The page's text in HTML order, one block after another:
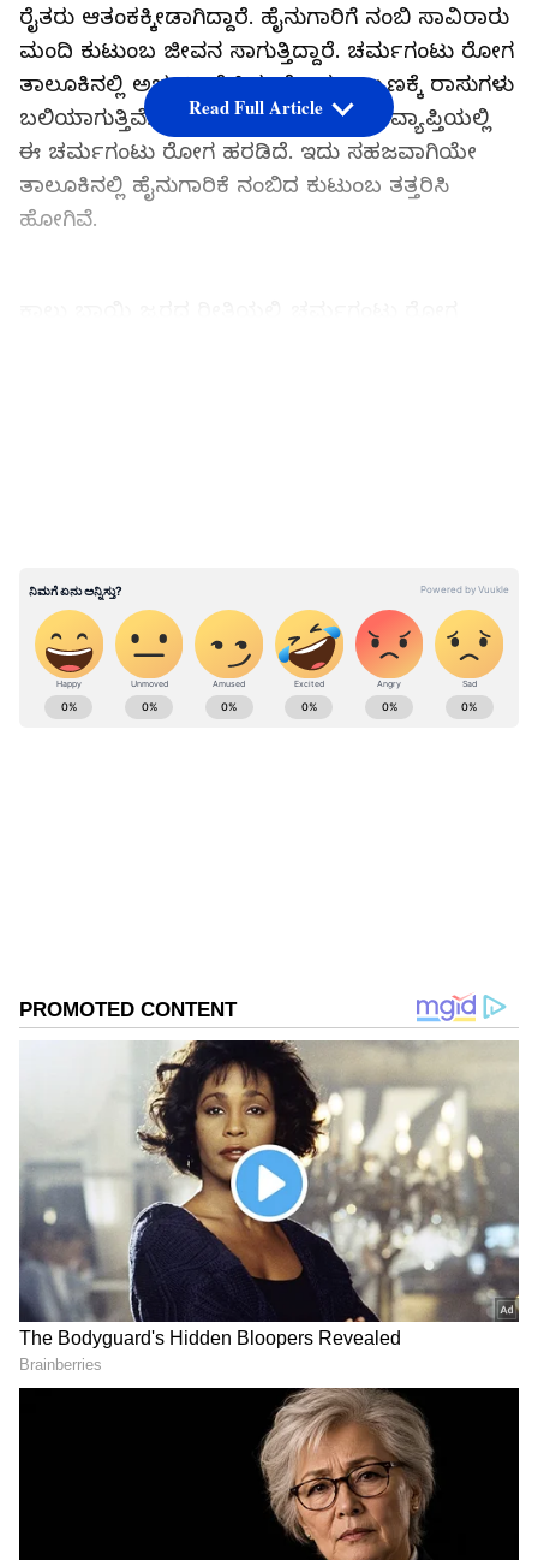
ರೈತರು ಆತಂಕಕ್ಕೀಡಾಗಿದ್ದಾರೆ. ಹೈನುಗಾರಿಗೆ ನಂಬಿ ಸಾವಿರಾರು
ಮಂದಿ ಕುಟುಂಬ ಜೀವನ ಸಾಗುತ್ತಿದ್ದಾರೆ. ಚರ್ಮಗಂಟು ರೋಗ
ತಾಲೂಕಿನಲ್ಲಿ ಅರ್ಭಟ ಹೆಚ್ಚಿದ್ದು ರೋಗ ಉಲ್ಬಣಕ್ಕೆ ರಾಸುಗಳು
ಬಲಿಯಾಗುತ್ತಿವೆ. 45 ಗ್ರಾಮಗಳ ಸುತ್ತ 5 ಕಿಮಿ ವ್ಯಾಪ್ತಿಯಲ್ಲಿ
ಈ ಚರ್ಮಗಂಟು ರೋಗ ಹರಡಿದೆ. ಇದು ಸಹಜವಾಗಿಯೇ
ತಾಲೂಕಿನಲ್ಲಿ ಹೈನುಗಾರಿಕೆ ನಂಬಿದ ಕುಟುಂಬ ತತ್ತರಿಸಿ
ಹೋಗಿವೆ.
ಶನಿವಾರ ಒಂದೇ ದಿನ 70 ಜಾನುವಾರುಗಳಿಗೆ ಚರ್ಮಗಂಟು
ರೋಗ ಕಾಣಿಸಿಕೊಂಡಿದೆ.
Read Full Article
ABOUT THE AUTHOR
DOWNLOAD APP